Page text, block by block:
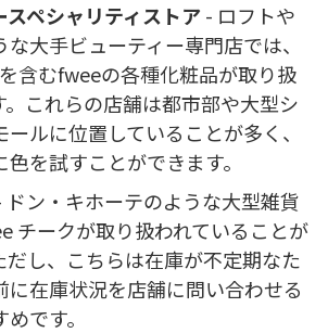
スペシャリティストア - ロフトや
大手ビューティー専門店では、
含むfweeの各種化粧品が取り扱
。これらの店舗は都市部や大型シ
ールに位置していることが多く、
を試すことができます。
ドン・キホーテのような大型雑貨
チークが取り扱われていることが
だし、こちらは在庫が不定期なた
に在庫状況を店舗に問い合わせる
です。